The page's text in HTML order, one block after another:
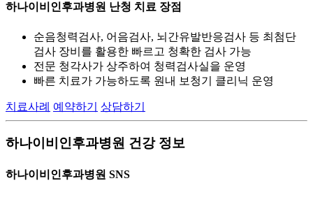
하나이비인후과병원 난청 치료 장점
순음청력검사, 어음검사, 뇌간유발반응검사 등 최첨단
검사 장비를 활용한 빠르고 청확한 검사 가능
전문 청각사가 상주하여 청력검사실을 운영
빠른 치료가 가능하도록 원내 보청기 클리닉 운영
치료사례 예약하기 상담하기
하나이비인후과병원 건강 정보
하나이비인후과병원 SNS